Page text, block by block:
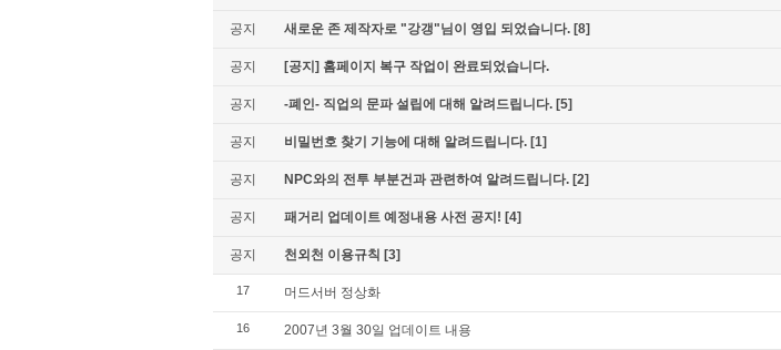
공지 새로운 존 제작자로 "강갱"님이 영입 되었습니다. [8]
공지 [공지] 홈페이지 복구 작업이 완료되었습니다.
공지 -폐인- 직업의 문파 설립에 대해 알려드립니다. [5]
공지 비밀번호 찾기 기능에 대해 알려드립니다. [1]
공지 NPC와의 전투 부분건과 관련하여 알려드립니다. [2]
공지 패거리 업데이트 예정내용 사전 공지! [4]
공지 천외천 이용규칙 [3]
17 머드서버 정상화
16 2007년 3월 30일 업데이트 내용